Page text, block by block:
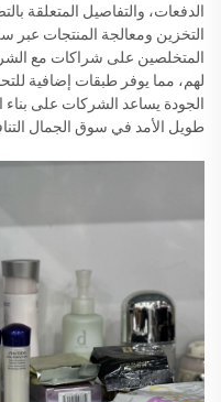
الدفعات، والتفاصيل المتعلقة
التخزين ومعالجة المنتجات عبر
المتخلصين على شراكات مع
لهم، مما يوفر طبقات إضافية
الجودة يساعد الشركات على بناء
طويل الأمد في سوق الجمال